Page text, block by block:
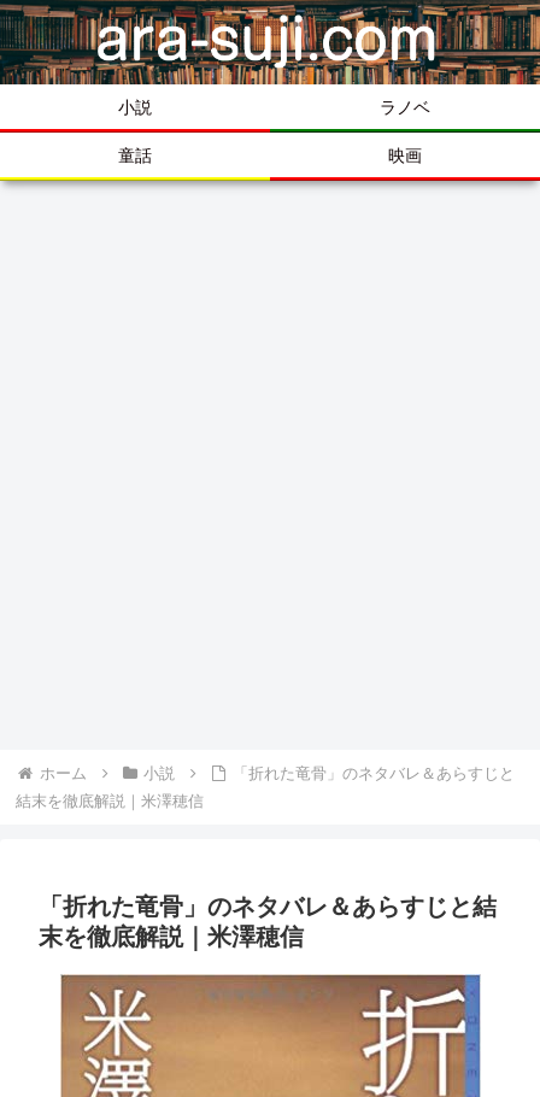
小説 ラノベ
童話 映画
ホーム 小説
「折れた竜骨」のネタバレ＆あらすじと
結末を徹底解説｜米澤穂信
「折れた竜骨」のネタバレ＆あらすじと結
末を徹底解説｜米澤穂信